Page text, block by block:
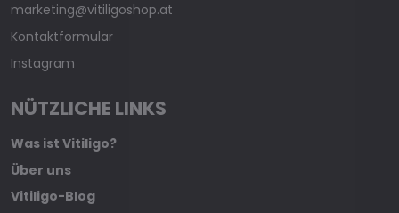
marketing@vitiligoshop.at
Kontaktformular
Instagram
NÜTZLICHE LINKS
Was ist Vitiligo?
Über uns
Vitiligo-Blog